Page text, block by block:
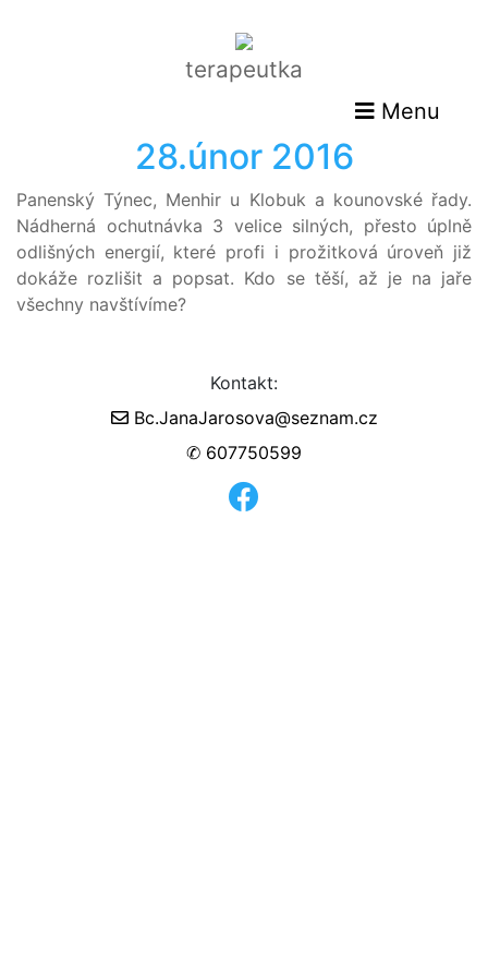
terapeutka
Menu
28.únor 2016
Panenský Týnec, Menhir u Klobuk a kounovské řady.
Nádherná ochutnávka 3 velice silných, přesto úplně
odlišných energií, které profi i prožitková úroveň již
dokáže rozlišit a popsat. Kdo se těší, až je na jaře
všechny navštívíme?
Kontakt:
Bc.JanaJarosova@seznam.cz
✆ 607750599